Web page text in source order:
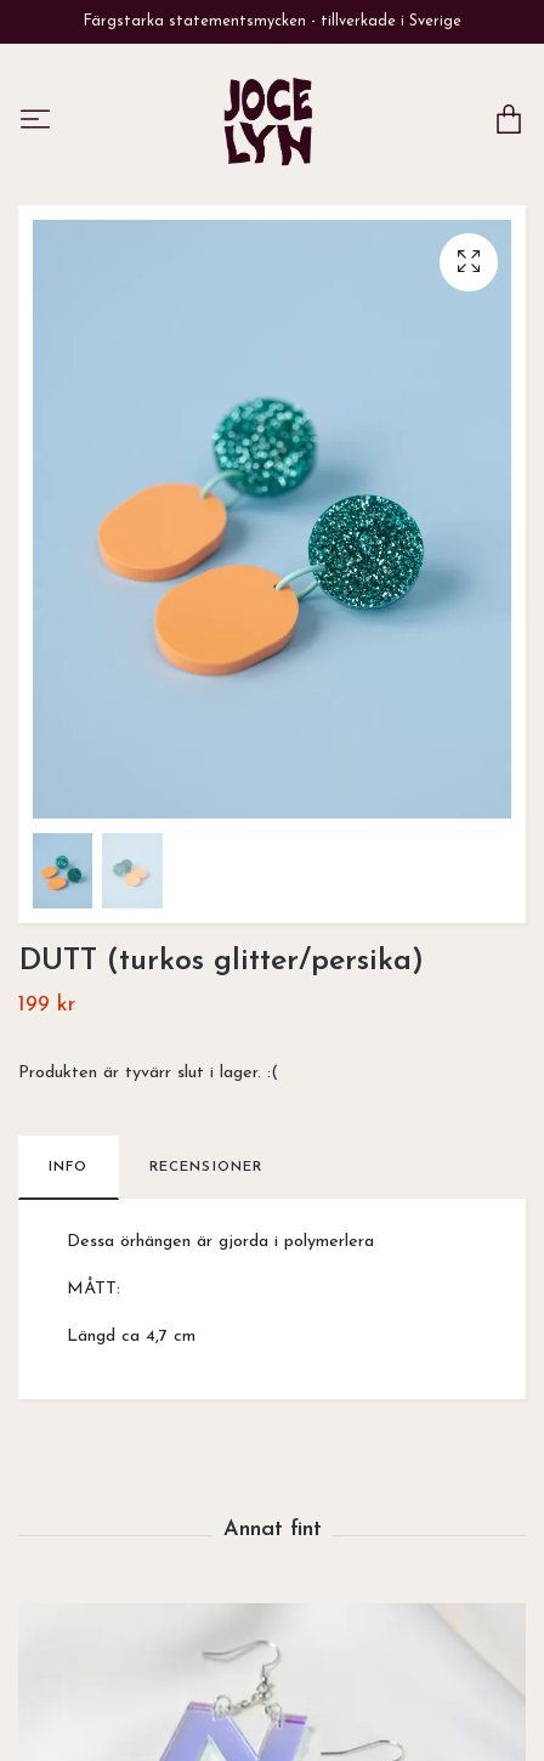
Färgstarka statementsmycken - tillverkade i Sverige
DUTT (turkos glitter/persika)
199 kr
Produkten är tyvärr slut i lager. :(
INFO RECENSIONER
Dessa örhängen är gjorda i polymerlera
MÅTT:
Längd ca 4,7 cm